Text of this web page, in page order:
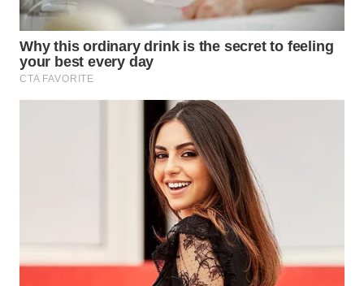
WN
INDRAMAYU
WN
SUKABUMI